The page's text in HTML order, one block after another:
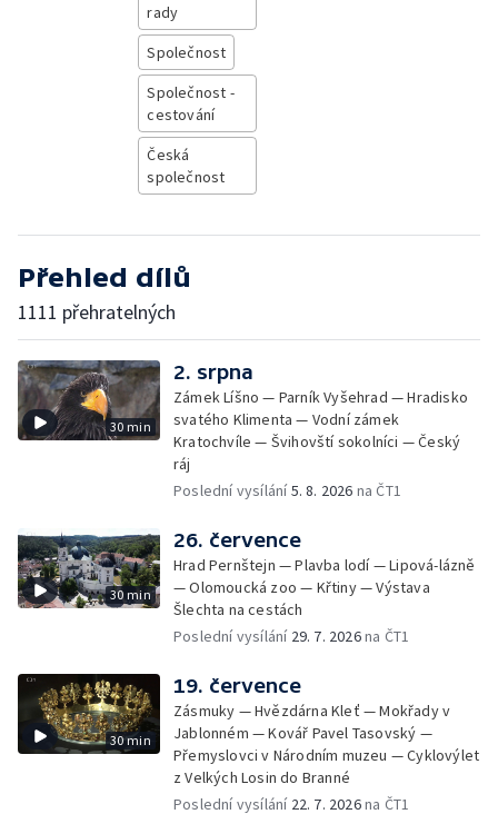
rady
Společnost
Společnost -
cestování
Česká
společnost
Přehled dílů
1111 přehratelných
30 min
2. srpna
Zámek Líšno — Parník Vyšehrad — Hradisko
svatého Klimenta — Vodní zámek
Kratochvíle — Švihovští sokolníci — Český
ráj
Poslední vysílání5. 8. 2026 na ČT1
30 min
26. července
Hrad Pernštejn — Plavba lodí — Lipová-lázně
— Olomoucká zoo — Křtiny — Výstava
Šlechta na cestách
Poslední vysílání 29. 7. 2026na ČT1
30 min
19. července
Zásmuky — Hvězdárna Kleť — Mokřady v
Jablonném — Kovář Pavel Tasovský —
Přemyslovci v Národním muzeu — Cyklovýlet
z Velkých Losin do Branné
Poslední vysílání 22. 7. 2026na ČT1